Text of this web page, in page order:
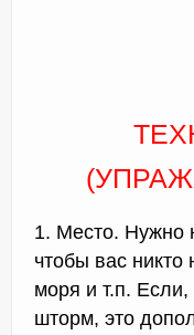
1. Место. Нужно
чтобы вас
моря и т.п.
шторм, это